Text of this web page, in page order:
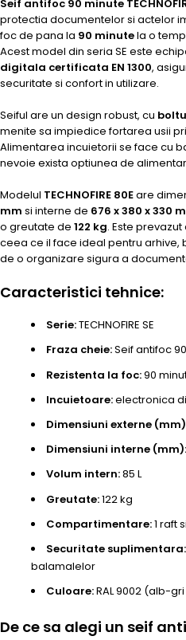
Seif antifoc 90 minute
protectia documentelor si actelor
foc de pana la 90 minutela o
Acest model din seria SE este
digitala certificata EN 1300,
securitate si confort in utilizare.
Seiful are un design robust, cu
menite sa impiedice fortarea usii
Alimentarea incuietorii se face cu
nevoie exista optiunea de
Modelul TECHNOFIRE 80Eare
mm si interne de 676 x 380 x 330
o greutate de 122 kg. Este prevazut
ceea ce il face ideal pentru arhive,
de o organizare sigura a
Caracteristici tehnice:
Serie:TECHNOFIRE SE
Fraza cheie:Seif antifoc 90
Rezistenta la foc:90
Incuietoare:electronica
Dimensiuni externe
Dimensiuni interne (mm):
Volum intern:85 L
Greutate:122 kg
Compartimentare:1 raft
Securitate suplimentara:
balamalelor
Culoare:RAL 9002 (alb-
De ce sa alegi un seif